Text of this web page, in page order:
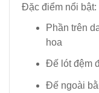
Đặc điểm nổi bật:
Phần trên
hoa
Đế lót đệm
Đế ngoài